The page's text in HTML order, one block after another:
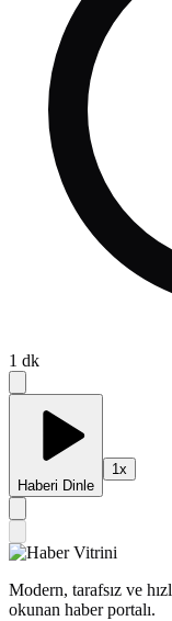
1 dk
Haberi Dinle
1x
Modern, tarafsız ve
okunan haber portalı.